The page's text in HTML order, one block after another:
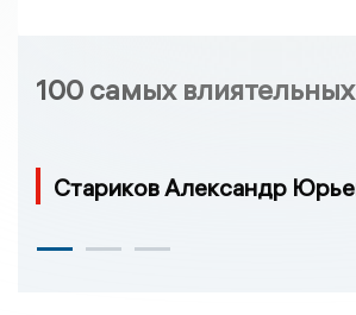
100 самых
Стариков Александр